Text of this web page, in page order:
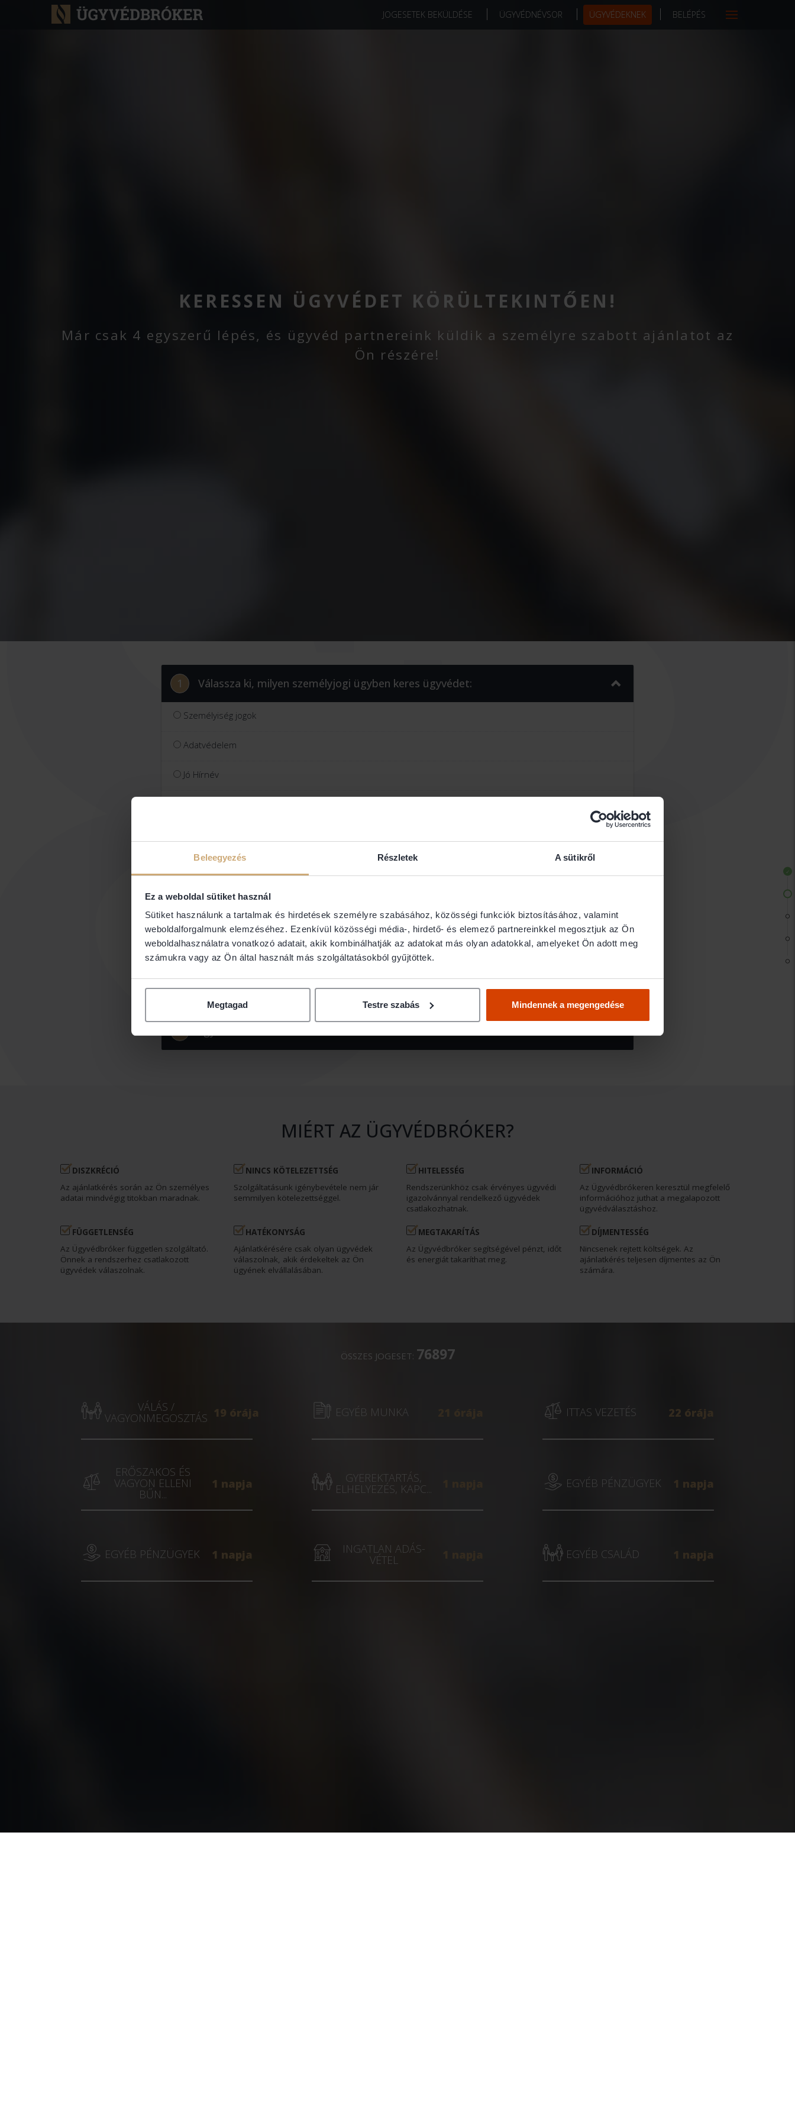
Beleegyezés Részletek A sütikről
Ez a weboldal sütiket használ
Sütiket használunk a tartalmak és hirdetések személyre szabásához, közösségi funkciók biztosításához, valamint
weboldalforgalmunk elemzéséhez. Ezenkívül közösségi média-, hirdető- és elemező partnereinkkel megosztjuk az Ön
weboldalhasználatra vonatkozó adatait, akik kombinálhatják az adatokat más olyan adatokkal, amelyeket Ön adott meg
számukra vagy az Ön által használt más szolgáltatásokból gyűjtöttek.
Megtagad Testre szabás Mindennek a megengedése
JOGESETEK BEKÜLDÉSE ÜGYVÉDNÉVSOR ÜGYVÉDEKNEK BELÉPÉS
KERESSEN ÜGYVÉDET KÖRÜLTEKINTŐEN!
Már csak 4 egyszerű lépés, és ügyvéd partnereink küldik a személyre szabott ajánlatot az
Ön részére!
1 Válassza ki, milyen személyjogi ügyben keres ügyvédet:
Személyiség jogok
Adatvédelem
Jó Hírnév
2 Kérdőív kitöltése
3 Esetleírás
MIÉRT AZ ÜGYVÉDBRÓKER?
DISZKRÉCIÓ
Az ajánlatkérés során az Ön személyes
adatai mindvégig titokban maradnak.
NINCS KÖTELEZETTSÉG
Szolgáltatásunk igénybevétele nem jár
semmilyen kötelezettséggel.
HITELESSÉG
Rendszerünkhöz csak érvényes ügyvédi
igazolvánnyal rendelkező ügyvédek
csatlakozhatnak.
INFORMÁCIÓ
Az Ügyvédbrókeren keresztül megfelelő
információhoz juthat a megalapozott
ügyvédválasztáshoz.
FÜGGETLENSÉG
Az Ügyvédbróker független szolgáltató.
Önnek a rendszerhez csatlakozott
ügyvédek válaszolnak.
HATÉKONYSÁG
Ajánlatkérésére csak olyan ügyvédek
válaszolnak, akik érdekeltek az Ön
ügyének elvállalásában.
MEGTAKARÍTÁS
Az Ügyvédbróker segítségével pénzt, időt
és energiát takaríthat meg.
DÍJMENTESSÉG
Nincsenek rejtett költségek. Az
ajánlatkérés teljesen díjmentes az Ön
számára.
ÖSSZES JOGESET: 76897
VÁLÁS /
VAGYONMEGOSZTÁS 19 órája EGYÉB MUNKA ITTAS VEZETÉS 22 órája
ERŐSZAKOS ÉS
VAGYON ELLENI
BŰN...
1 napja GYEREKTARTÁS,
ELHELYEZÉS, KAPC... EGYÉB PÉNZÜGYEK 1 napja
EGYÉB PÉNZÜGYEK 1 napja INGATLAN ADÁS-
VÉTEL EGYÉB CSALÁD 1 napja